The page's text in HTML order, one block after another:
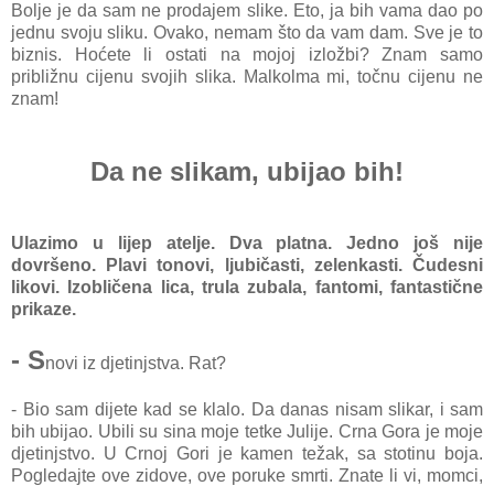
Bolje je da sam ne prodajem slike. Eto, ja bih vama dao po
jednu svoju sliku. Ovako, nemam što da vam dam. Sve je to
biznis. Hoćete li ostati na mojoj izložbi? Znam samo
približnu cijenu svojih slika. Malkolma mi, točnu cijenu ne
znam!
Da ne slikam, ubijao bih!
Ulazimo u lijep atelje. Dva platna. Jedno još nije
dovršeno. Plavi tonovi, ljubičasti, zelenkasti. Čudesni
likovi. Izobličena lica, trula zubala, fantomi, fantastične
prikaze.
- Snovi iz djetinjstva. Rat?
- Bio sam dijete kad se klalo. Da danas nisam slikar, i sam
bih ubijao. Ubili su sina moje tetke Julije. Crna Gora je moje
djetinjstvo. U Crnoj Gori je kamen težak, sa stotinu boja.
Pogledajte ove zidove, ove poruke smrti. Znate li vi, momci,